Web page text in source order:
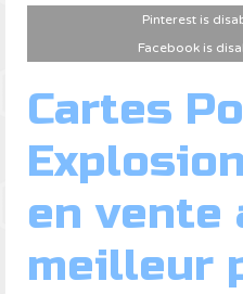
Pinterest is
Facebook is
Cartes
en vente
meilleur